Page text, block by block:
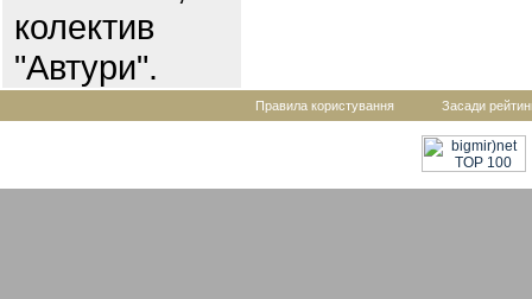
колектив
"Автури".
Правила користування Засади